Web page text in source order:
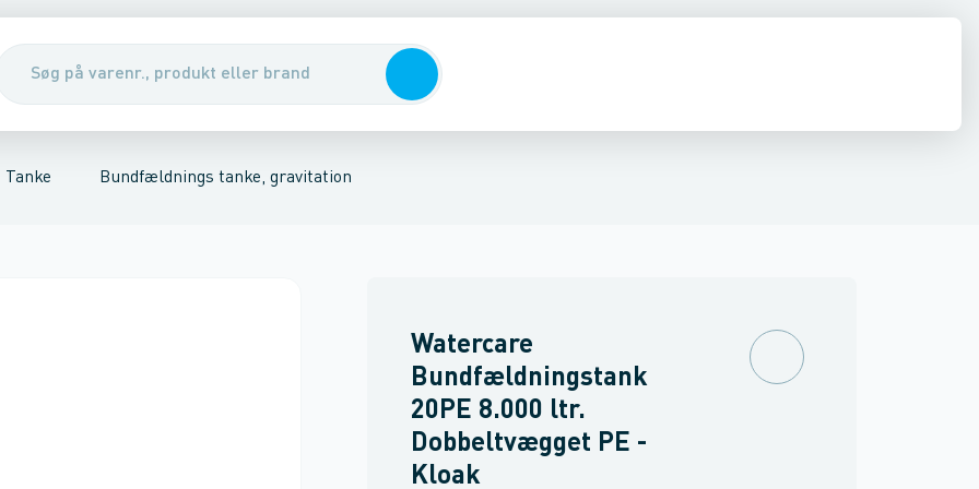
& udskillerePumper, pumpebrønde & ventiler
Tanke Bundfældnings tanke, gravitation
gravitationSamletankeRegnvandstanke
Watercare
Bundfældningstank
20PE 8.000 ltr.
Dobbeltvægget PE -
Kloak